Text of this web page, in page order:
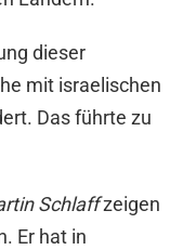
dieser
mit israelischen
Das führte zu
Schlaffzeigen
Er hat in